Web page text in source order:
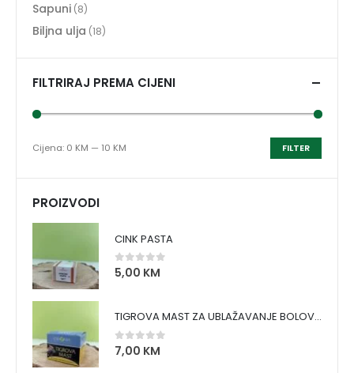
Sapuni (8)
Biljna ulja (18)
FILTRIRAJ PREMA CIJENI
FILTER
Cijena: 0 KM — 10 KM
PROIZVODI
CINK PASTA
0 out of 5
5,00 KM
TIGROVA MAST ZA UBLAŽAVANJE BOLOVA I ZAGRIJAVANJE MIŠIĆA
0 out of 5
7,00 KM